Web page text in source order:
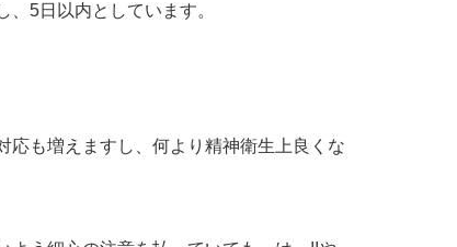
5日以内としています。
応も増えますし、何より精神衛生上良くな